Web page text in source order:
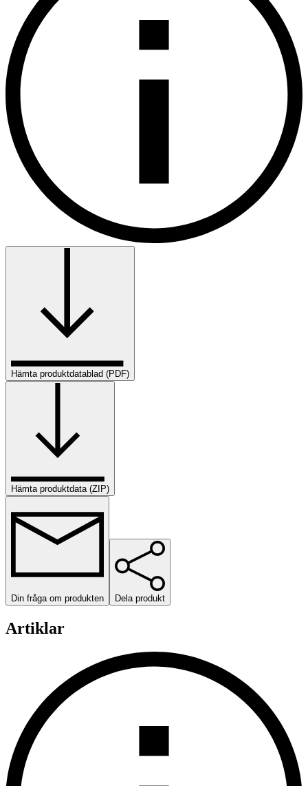
Hämta produktdatablad (PDF)
Hämta produktdata (ZIP)
Din fråga om produkten Dela produkt
Artiklar